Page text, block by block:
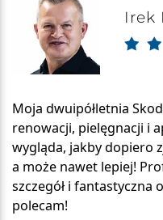
Irek
Moja dwuipółletnia
renowacji, pielęgnacji i
wygląda, jakby dopiero
a może nawet lepiej!
szczegół i fantastyczna
polecam!